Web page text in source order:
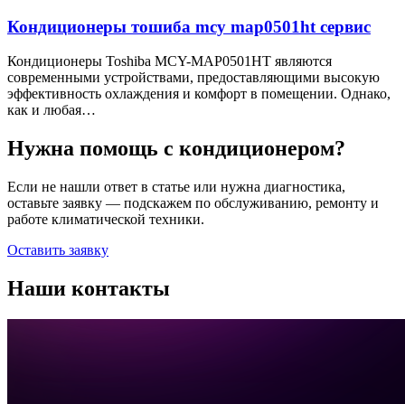
Кондиционеры тошиба mcy map0501ht сервис
Кондиционеры Toshiba MCY-MAP0501HT являются
современными устройствами, предоставляющими высокую
эффективность охлаждения и комфорт в помещении. Однако,
как и любая…
Нужна помощь с кондиционером?
Если не нашли ответ в статье или нужна диагностика,
оставьте заявку — подскажем по обслуживанию, ремонту и
работе климатической техники.
Оставить заявку
Наши контакты